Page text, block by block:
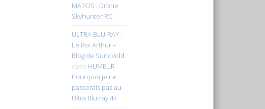
MATOS : Drone
Skyhunter RC
ULTRA BLU-RAY :
Le Roi Arthur –
Blog de Sundvold
dans HUMEUR :
Pourquoi je ne
passerais pas au
Ultra Blu-ray 4K